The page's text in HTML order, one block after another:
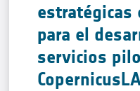
estratégicas
para el
servicios